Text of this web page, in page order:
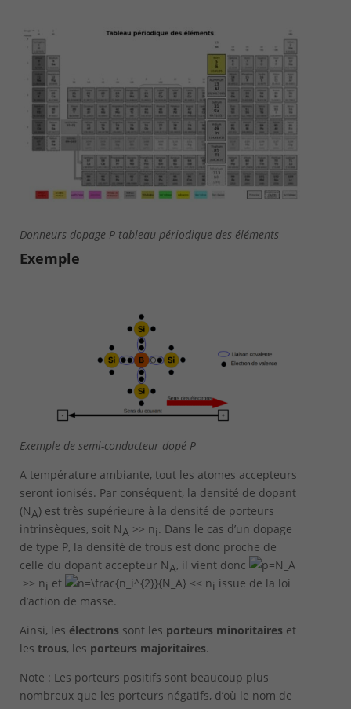
Donneurs dopage P tableau périodique des éléments
Exemple
Exemple de semi-conducteur dopé P
A température ambiante, tout les atomes accepteurs
seront ionisés. Par conséquent, la densité de dopant
(NA) est très supérieure à la densité de porteurs
intrinsèques, soit NA >> ni. Dans le cas d’un dopage
de type P, la densité de trous est donc proche de
celle du dopant accepteur NA, il vient donc
>> ni et << ni issue de la loi
d’action de masse.
Ainsi, les électrons sont les porteurs minoritaires et
les trous, les porteurs majoritaires.
Note : Les porteurs positifs sont beaucoup plus
nombreux que les porteurs négatifs, d’où le nom de